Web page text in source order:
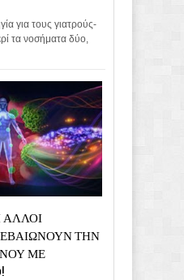
για τους γιατρούς-
τα νοσήματα δύο,
ΑΛΛΟΙ
ΤΗΝ
ΜΕ